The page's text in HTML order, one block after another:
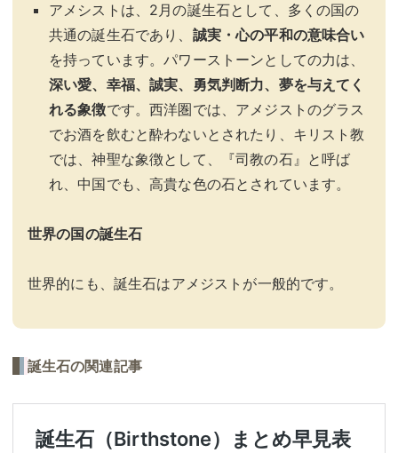
アメシストは、2月の誕生石として、多くの国の
共通の誕生石であり、 誠実・心の平和の意味合い
を持っています。パワーストーンとしての力は、
深い愛、幸福、誠実、勇気判断力、夢を与えてく
れる象徴です。西洋圏では、アメジストのグラス
でお酒を飲むと酔わないとされたり、キリスト教
では、神聖な象徴として、『司教の石』と呼ば
れ、中国でも、高貴な色の石とされています。
世界の国の誕生石
世界的にも、誕生石はアメジストが一般的です。
誕生石の関連記事